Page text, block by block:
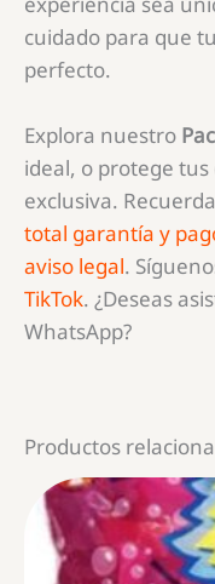
cuidado para que tu
perfecto.
Explora nuestro
ideal, o protege
exclusiva.
total garantía y
aviso legal.
TikTok. ¿Deseas
WhatsApp?
Productos